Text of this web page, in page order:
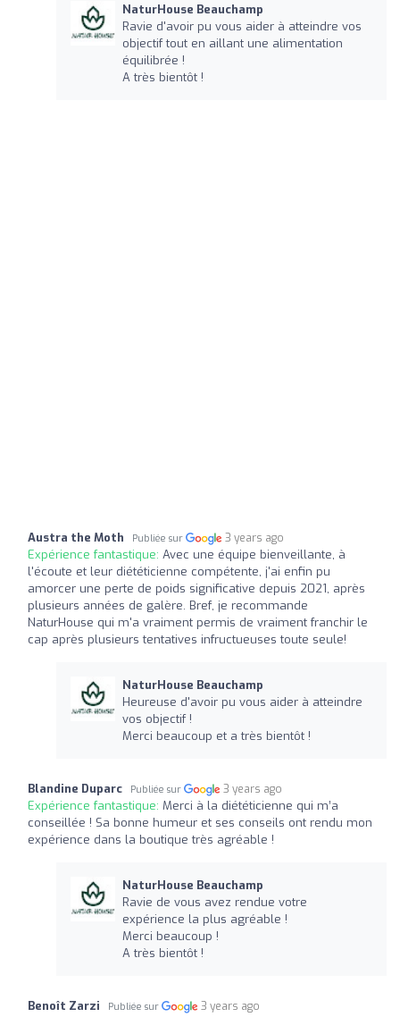
NaturHouse Beauchamp
Ravie d'avoir pu vous aider à atteindre vos
objectif tout en aillant une alimentation
équilibrée !
A très bientôt !
Austra the Moth Publiée sur 3 years ago
Expérience fantastique: Avec une équipe bienveillante, à
l'écoute et leur diététicienne compétente, j'ai enfin pu
amorcer une perte de poids significative depuis 2021, après
plusieurs années de galère. Bref, je recommande
NaturHouse qui m'a vraiment permis de vraiment franchir le
cap après plusieurs tentatives infructueuses toute seule!
NaturHouse Beauchamp
Heureuse d'avoir pu vous aider à atteindre
vos objectif !
Merci beaucoup et a très bientôt !
Blandine Duparc Publiée sur 3 years ago
Expérience fantastique: Merci à la diététicienne qui m’a
conseillée ! Sa bonne humeur et ses conseils ont rendu mon
expérience dans la boutique très agréable !
NaturHouse Beauchamp
Ravie de vous avez rendue votre
expérience la plus agréable !
Merci beaucoup !
A très bientôt !
Benoît Zarzi Publiée sur 3 years ago